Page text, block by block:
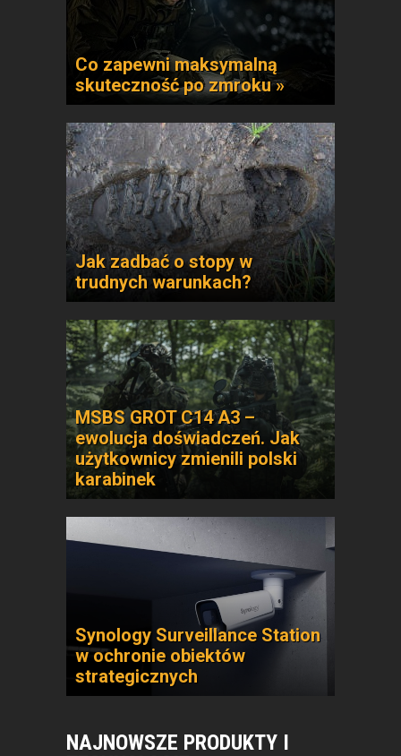
Co zapewni maksymalną
skuteczność po zmroku »
Jak zadbać o stopy w
trudnych warunkach?
MSBS GROT C14 A3 –
ewolucja doświadczeń. Jak
użytkownicy zmienili polski
karabinek
Synology Surveillance Station
w ochronie obiektów
strategicznych
NAJNOWSZE PRODUKTY I